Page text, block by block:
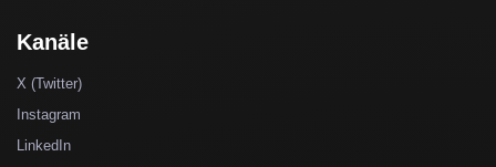
Kanäle
X (Twitter)
Instagram
LinkedIn